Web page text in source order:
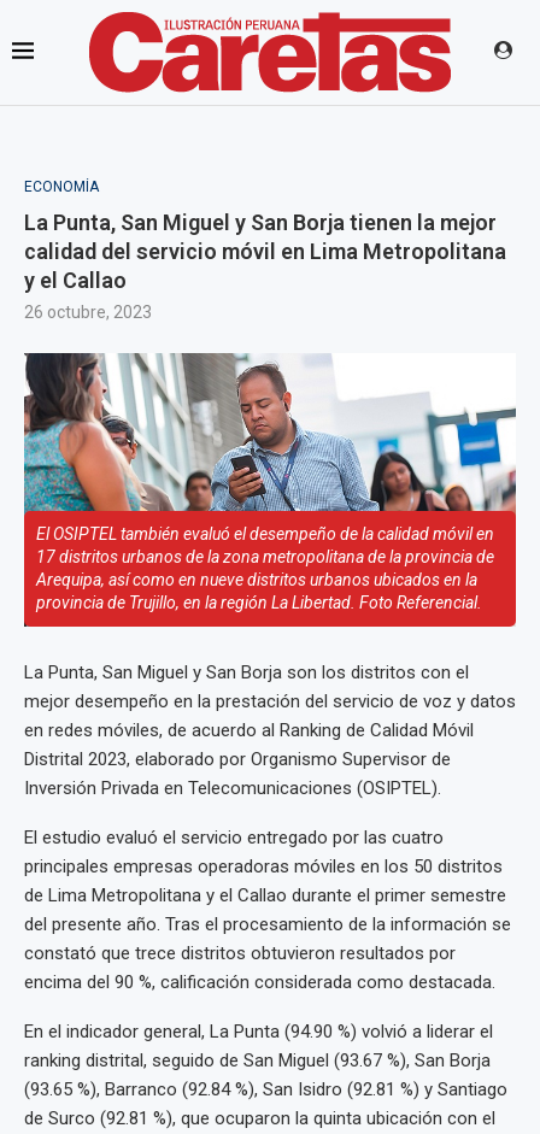
ECONOMÍA
La Punta, San Miguel y San Borja tienen la mejor
calidad del servicio móvil en Lima Metropolitana
y el Callao
26 octubre, 2023
El OSIPTEL también evaluó el desempeño de la calidad móvil en
17 distritos urbanos de la zona metropolitana de la provincia de
Arequipa, así como en nueve distritos urbanos ubicados en la
provincia de Trujillo, en la región La Libertad. Foto Referencial.
La Punta, San Miguel y San Borja son los distritos con el
mejor desempeño en la prestación del servicio de voz y datos
en redes móviles, de acuerdo al Ranking de Calidad Móvil
Distrital 2023, elaborado por Organismo Supervisor de
Inversión Privada en Telecomunicaciones (OSIPTEL).
El estudio evaluó el servicio entregado por las cuatro
principales empresas operadoras móviles en los 50 distritos
de Lima Metropolitana y el Callao durante el primer semestre
del presente año. Tras el procesamiento de la información se
constató que trece distritos obtuvieron resultados por
encima del 90 %, calificación considerada como destacada.
En el indicador general, La Punta (94.90 %) volvió a liderar el
ranking distrital, seguido de San Miguel (93.67 %), San Borja
(93.65 %), Barranco (92.84 %), San Isidro (92.81 %) y Santiago
de Surco (92.81 %), que ocuparon la quinta ubicación con el